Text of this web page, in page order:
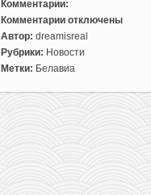
Комментарии:
Комментарии
к
записи
Белавиа
о
запуске
рейса
Минск-
Кутаиси
отключены
Автор: dreamisreal
Рубрики: Новости
Метки: Белавиа